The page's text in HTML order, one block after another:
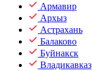
Армавир
Архыз
Астрахань
Балаково
Буйнакск
Владикавказ